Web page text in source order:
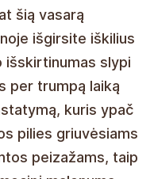
šią vasarą
išgirsite iškilius
išskirtinumas slypi
per trumpą laiką
kuris ypač
pilies griuvėsiams
peizažams, taip